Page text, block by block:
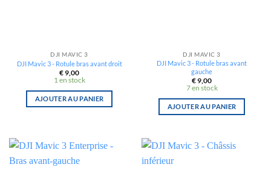
DJI MAVIC 3
DJI Mavic 3 - Rotule bras avant droit
€9,00
1 en stock
AJOUTER AU PANIER
DJI MAVIC 3
DJI Mavic 3 - Rotule bras avant
gauche
€9,00
7 en stock
AJOUTER AU PANIER